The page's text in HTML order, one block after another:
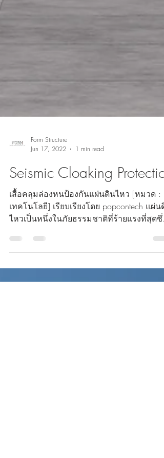
Jun 17, 2022
1 min read
Seismic Cloaking Protection
เสื้อคลุมล่องหนป้องกันแผ่นดินไหว [หมวด :
เทคโนโลยี] เรียบเรียงโดย popcontech แผ่นดิ
ไหวเป็นหนึ่งในภัยธรรมชาติที่ร้ายแรงที่สุดซึ่ง
ทำลายทั้...